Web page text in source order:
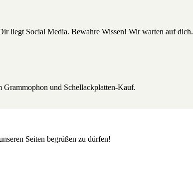
liegt Social Media. Bewahre Wissen! Wir warten auf dich.
und Schellackplatten-Kauf.
Seiten begrüßen zu dürfen!